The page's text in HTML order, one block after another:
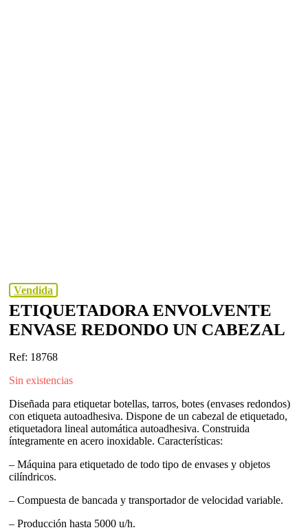
Vendida
ETIQUETADORA ENVOLVENTE
ENVASE REDONDO UN CABEZAL
Ref: 18768
Sin existencias
Diseñada para etiquetar botellas, tarros, botes (envases redondos)
con etiqueta autoadhesiva. Dispone de un cabezal de etiquetado,
etiquetadora lineal automática autoadhesiva. Construida
íntegramente en acero inoxidable. Características:
– Máquina para etiquetado de todo tipo de envases y objetos
cilíndricos.
– Compuesta de bancada y transportador de velocidad variable.
– Producción hasta 5000 u/h.